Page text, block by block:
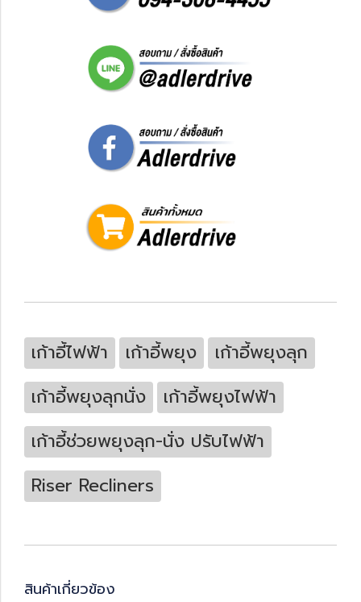
เก้าอี้ไฟฟ้า เก้าอี้พยุง
เก้าอี้พยุงลุก
เก้าอี้พยุงลุกนั่ง
เก้าอี้พยุงไฟฟ้า
เก้าอี้ช่วยพยุงลุก-นั่ง ปรับไฟฟ้า
Riser Recliners
สินค้าเกี่ยวข้อง